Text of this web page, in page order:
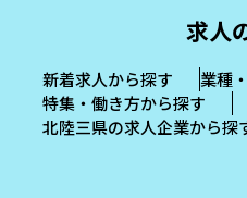
求人
新着求人から探す
業種
特集・働き方から探す
北陸三県の求人企業から探